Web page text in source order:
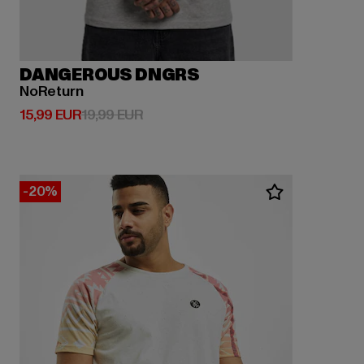
DANGEROUS DNGRS
NoReturn
15,99 EUR
Derzeitiger Preis: 15,99 EUR
19,99 EURAktionspreis: 19,99 EUR
-20%